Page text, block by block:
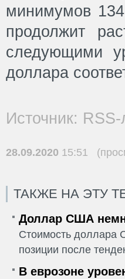
минимумов
продолжит
следующими
доллара
Источник:
28.09.2020 15:51
ТАКЖЕ НА ЭТУ
Доллар США
Стоимость доллара
позиции после
В еврозоне